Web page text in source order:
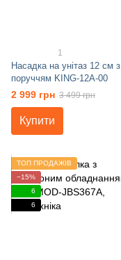
1
Насадка на унітаз 12 см з
поруччям KING-12A-00
2 999 грн 3 499 грн
Купити
ТОП ПРОДАЖІВ
−15%
6
6